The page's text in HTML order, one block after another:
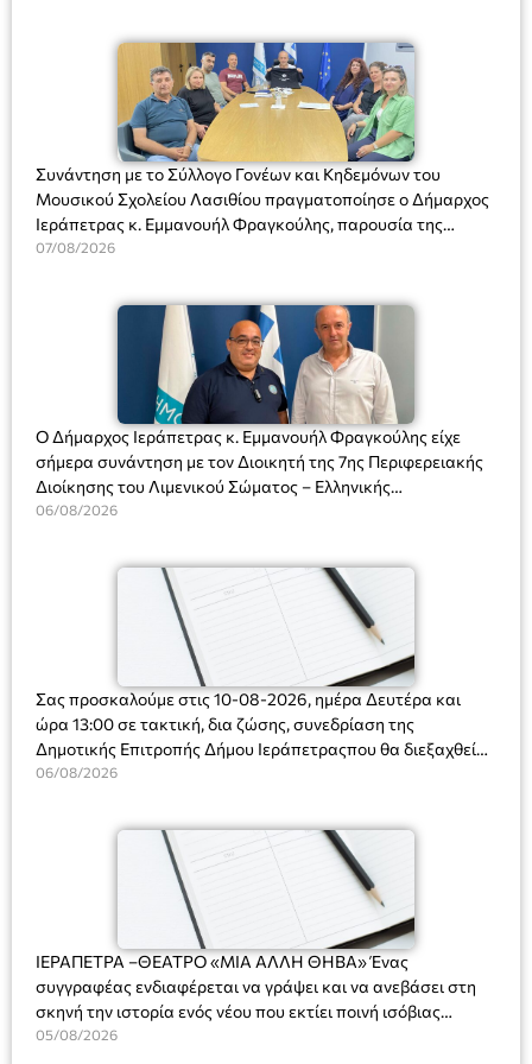
Συνάντηση με το Σύλλογο Γονέων και Κηδεμόνων του
Μουσικού Σχολείου Λασιθίου πραγματοποίησε ο Δήμαρχος
Ιεράπετρας κ. Εμμανουήλ Φραγκούλης, παρουσία της
Διευθύντριας του σχολείου κας Μαριάννας Χαΐτα.
07/08/2026
Ο Δήμαρχος Ιεράπετρας κ. Εμμανουήλ Φραγκούλης είχε
σήμερα συνάντηση με τον Διοικητή της 7ης Περιφερειακής
Διοίκησης του Λιμενικού Σώματος – Ελληνικής
Ακτοφυλακής (Λ.Σ.-ΕΛ.ΑΚΤ.), Αρχιπλοίαρχο Λ.Σ. κ. Ιωάννη
06/08/2026
Σας προσκαλούμε στις 10-08-2026, ημέρα Δευτέρα και
ώρα 13:00 σε τακτική, δια ζώσης, συνεδρίαση της
Δημοτικής Επιτροπής Δήμου Ιεράπετραςπου θα διεξαχθεί
στο Δημοτικό Κατάστημα, Δημοκρατίας 31 στην αίθουσα
και λήψη αποφάσεων στα παρακάτω θέματα:
06/08/2026
ΙΕΡΑΠΕΤΡΑ –ΘΕΑΤΡΟ «ΜΙΑ ΑΛΛΗ ΘΗΒΑ» Ένας
συγγραφέας ενδιαφέρεται να γράψει και να ανεβάσει στη
σκηνή την ιστορία ενός νέου που εκτίει ποινή ισόβιας
κάθειρξης για πατροκτονία. Ένα πολυβραβευμένο έργο για
05/08/2026